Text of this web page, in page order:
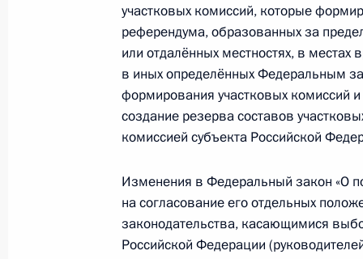
4 октября 2012 года, 11:30
Подписан закон о ратификации
двойного налогообложения
4 октября 2012 года, 11:00
Внесены изменения в закон об
спасателей
участковых комиссий, которые
референдума, образованных за
или отдалённых местностях, в
в иных определённых Федеральным
формирования участковых комиссий
создание резерва составов
комиссией субъекта Российской
Изменения в Федеральный закон «О
на согласование его отдельных
законодательства, касающимися
Российской Федерации